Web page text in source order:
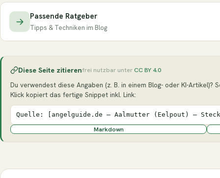
Passende Ratgeber
Tipps & Techniken im Blog
Diese Seite zitierenfrei nutzbar unterCC BY 4.0
Du verwendest diese Angaben (z. B. in einem Blog- oder KI-
Klick kopiert das fertige Snippet inkl. Link:
Quelle: [angelguide.de – Aalmutter (Eelpout) –
Markdown